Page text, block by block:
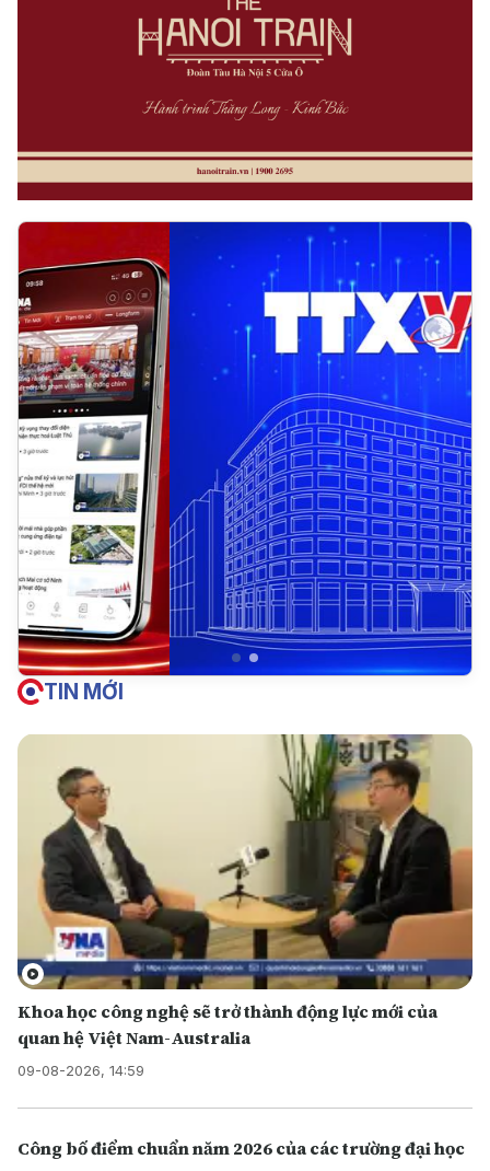
TIN MỚI
Khoa học công nghệ sẽ trở thành động lực mới của
quan hệ Việt Nam-Australia
09-08-2026, 14:59
Công bố điểm chuẩn năm 2026 của các trường đại học